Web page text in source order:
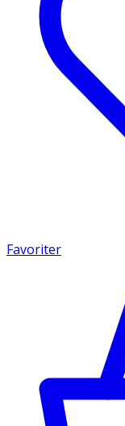
Favoriter